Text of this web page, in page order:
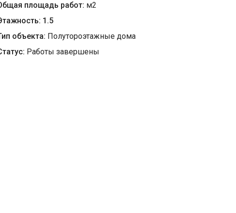
площадь работ: м2
1.5
объекта: Полутороэтажные дома
Работы завершены